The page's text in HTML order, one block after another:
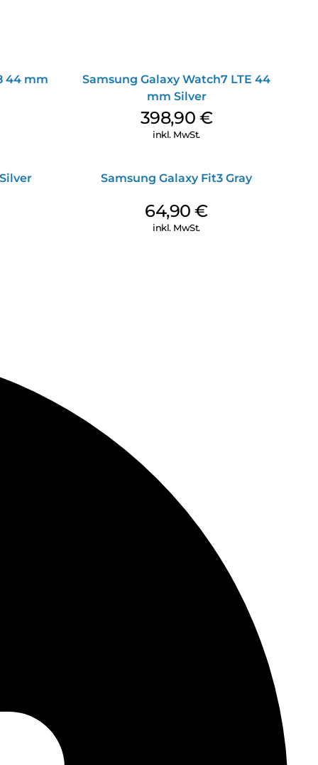
44 mm
Samsung Galaxy Watch7 LTE 44
mm Silver
398,90 €
inkl. MwSt.
Samsung Galaxy Fit3 Gray
64,90€
inkl. MwSt.